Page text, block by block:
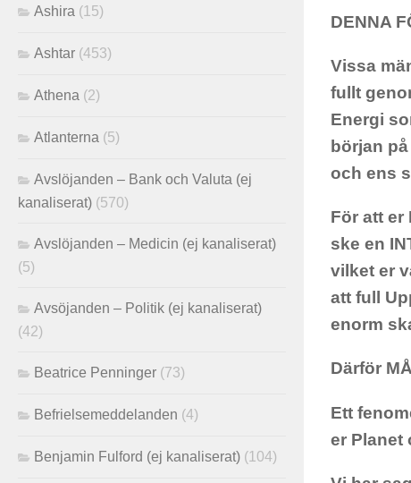
DENNA
Vissa
fullt
Energi
början
och ens
För att
ske en
vilket er
att full
enorm
Därför
Ett
er Planet
Ashira (15)
Ashtar (453)
Athena (2)
Atlanterna (5)
Avslöjanden – Bank och Valuta (ej
kanaliserat) (570)
Avslöjanden – Medicin (ej kanaliserat)
(5)
Avsöjanden – Politik (ej kanaliserat)
(42)
Beatrice Penninger (73)
Befrielsemeddelanden (4)
Benjamin Fulford (ej kanaliserat) (104)